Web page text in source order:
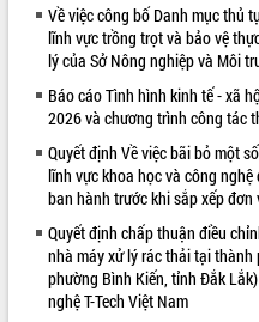
VIDEO
Về việc công bố Danh mục thủ
lĩnh vực trồng trọt và bảo vệ
lý của Sở Nông nghiệp và Môi
Báo cáo Tình hình kinh tế - xã
2026 và chương trình công tác
Quyết định Về việc bãi bỏ một
lĩnh vực khoa học và công
ban hành trước khi sắp xếp
Quyết định chấp thuận điều
nhà máy xử lý rác thải tại thành
phường Bình Kiến, tỉnh Đắk
nghệ T-Tech Việt Nam